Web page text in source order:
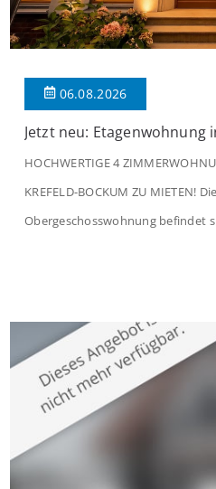
06.08.2026
Jetzt neu: Etagenwohnung
HOCHWERTIGE 4
KREFELD-BOCKUM ZU MIETEN!
Obergeschosswohnung befindet
großzügige Räume und eine
modernen Wohnkomfort mit
verbindet. Der […]